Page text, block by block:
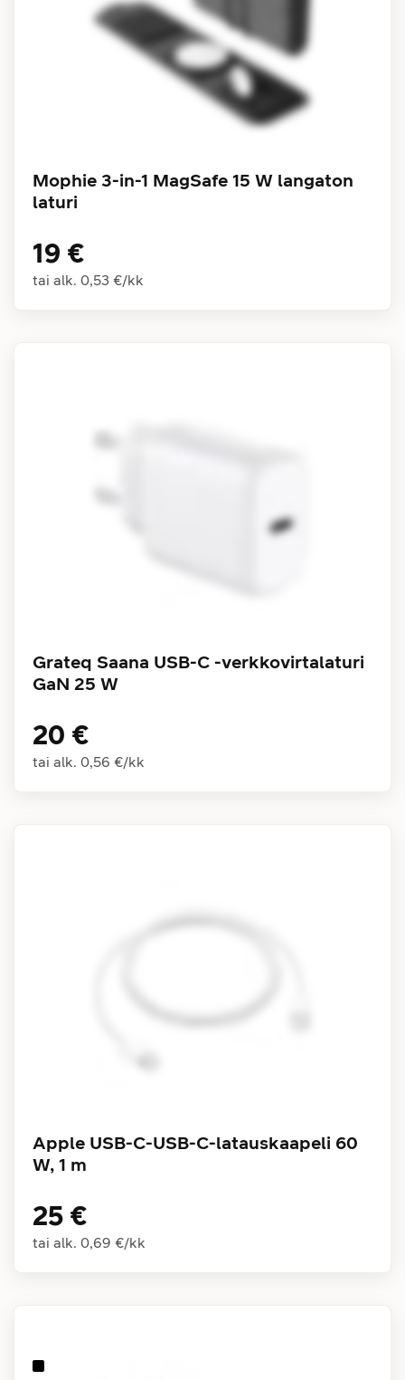
Mophie 3-in-1 MagSafe 15 W langaton
laturi
19 €
tai alk. 0,53 €/kk
Grateq Saana USB-C -verkkovirtalaturi
GaN 25 W
20 €
tai alk. 0,56 €/kk
Apple USB-C-USB-C-latauskaapeli 60
W, 1 m
25 €
tai alk. 0,69 €/kk